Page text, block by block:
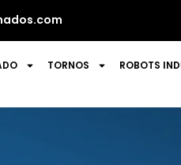
TORNOS ROBOTS